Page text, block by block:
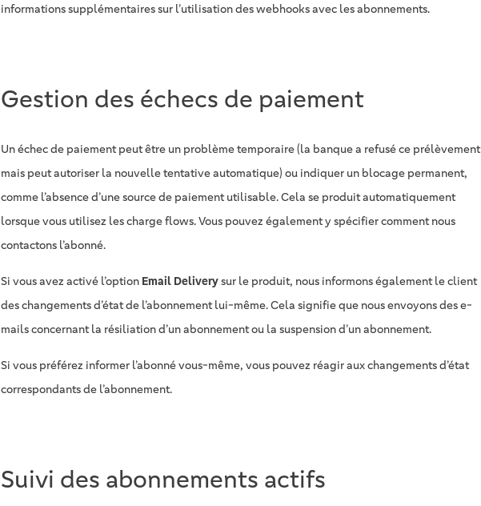
informations supplémentaires sur l’utilisation des webhooks avec les abonnements.
Gestion des échecs de paiement
Un échec de paiement peut être un problème temporaire (la banque a refusé ce prélèvement
mais peut autoriser la nouvelle tentative automatique) ou indiquer un blocage permanent,
comme l’absence d’une source de paiement utilisable. Cela se produit automatiquement
lorsque vous utilisez les charge flows. Vous pouvez également y spécifier comment nous
contactons l’abonné.
Si vous avez activé l’option Email Deliverysur le produit, nous informons également le client
des changements d’état de l’abonnement lui-même. Cela signifie que nous envoyons des e-
mails concernant la résiliation d’un abonnement ou la suspension d’un abonnement.
Si vous préférez informer l’abonné vous-même, vous pouvez réagir aux changements d’état
correspondants de l’abonnement.
Suivi des abonnements actifs